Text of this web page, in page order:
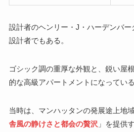
設計者のヘンリー・J・ハーデンバ
設計者でもある。
ゴシック調の重厚な外観と、鋭い屋
的な高級アパートメントになっている
当時は、マンハッタンの発展途上地
舎風の静けさと都会の贅沢 」を提供